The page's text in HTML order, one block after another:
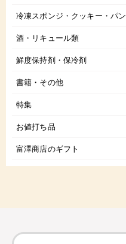
冷凍スポンジ・クッキー・パン
酒・リキュール類
鮮度保持剤・保冷剤
書籍・その他
特集
お値打ち品
富澤商店のギフト